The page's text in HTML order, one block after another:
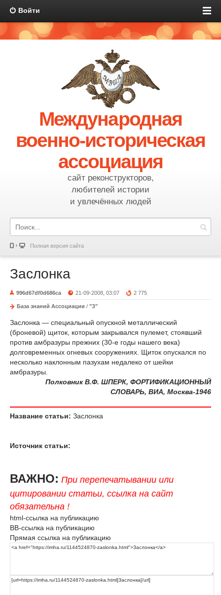
Войти
Международная
военно-историческая
ассоциация
сайт реконструкторов,
любителей истории
и увлечённых людей
Полная версия сайта
Заслонка
996d67df0d686ca 21-09-2008, 03:07 2 775
База знаний Ассоциации / "З"
Заслонка — специальный опускной металлический
(броневой) щиток, которым закрывался пулемет, стоявший
против амбразуры прежних (30-е годы нашего века)
долговременных огневых сооружениях. Щиток опускался по
несколько наклонным пазухам недалеко от шейки
амбразуры.
Полковник В.Ф. ШПЕРК, ФОРТИФИКАЦИОННЫЙ
СЛОВАРЬ, ВИА, Москва-1946
Название статьи: Заслонка
Источник статьи:
ВАЖНО: При перепечатывании или
цитировании статьи, ссылка на сайт
обязательна !
html-ссылка на публикацию
BB-ссылка на публикацию
Прямая ссылка на публикацию